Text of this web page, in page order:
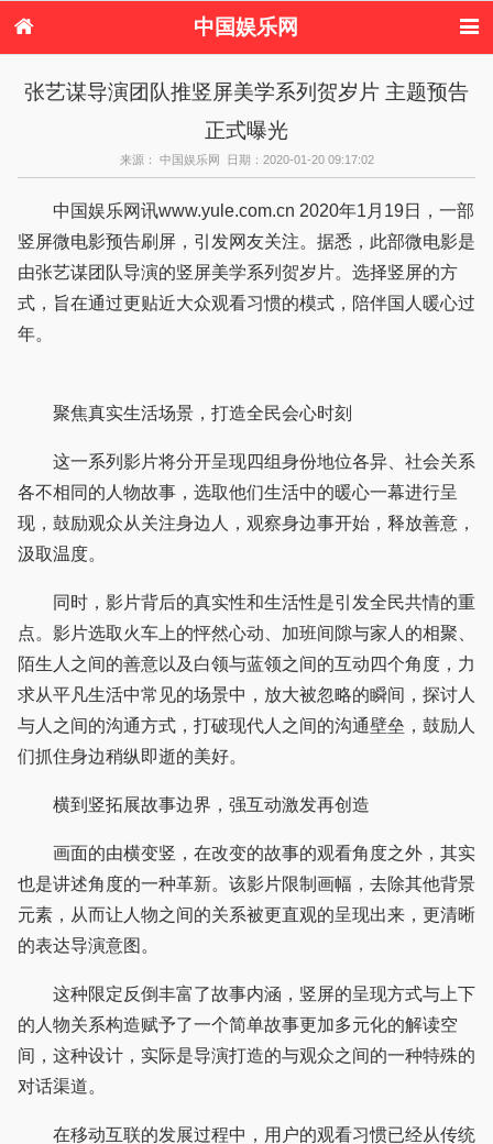
中国娱乐网
港台娱乐
日本娱乐 韩国娱乐
欧美娱乐
音乐新闻 影视新闻
港台明星八卦
日本韩国明星
欧美明星八卦
张艺谋导演团队推竖屏美学系列贺岁片 主题预告
正式曝光
来源： 中国娱乐网 日期：2020-01-20 09:17:02
中国娱乐网讯www.yule.com.cn 2020年1月19日，一部
竖屏微电影预告刷屏，引发网友关注。据悉，此部微电影是
由张艺谋团队导演的竖屏美学系列贺岁片。选择竖屏的方
式，旨在通过更贴近大众观看习惯的模式，陪伴国人暖心过
年。
聚焦真实生活场景，打造全民会心时刻
这一系列影片将分开呈现四组身份地位各异、社会关系
各不相同的人物故事，选取他们生活中的暖心一幕进行呈
现，鼓励观众从关注身边人，观察身边事开始，释放善意，
汲取温度。
同时，影片背后的真实性和生活性是引发全民共情的重
点。影片选取火车上的怦然心动、加班间隙与家人的相聚、
陌生人之间的善意以及白领与蓝领之间的互动四个角度，力
求从平凡生活中常见的场景中，放大被忽略的瞬间，探讨人
与人之间的沟通方式，打破现代人之间的沟通壁垒，鼓励人
们抓住身边稍纵即逝的美好。
横到竖拓展故事边界，强互动激发再创造
画面的由横变竖，在改变的故事的观看角度之外，其实
也是讲述角度的一种革新。该影片限制画幅，去除其他背景
元素，从而让人物之间的关系被更直观的呈现出来，更清晰
的表达导演意图。
这种限定反倒丰富了故事内涵，竖屏的呈现方式与上下
的人物关系构造赋予了一个简单故事更加多元化的解读空
间，这种设计，实际是导演打造的与观众之间的一种特殊的
对话渠道。
在移动互联的发展过程中，用户的观看习惯已经从传统